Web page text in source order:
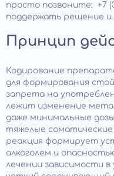
просто позвоните: +7
поддержать решение и
Принцип
Кодирование
для формирования
запрета на
лежит изменение
даже минимальные
тяжелые соматические
реакция формирует
алкоголем и
лечении зависимости в